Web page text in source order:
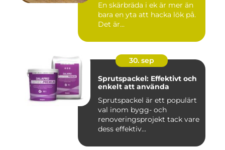
En skärbräda i ek är mer än
bara en yta att hacka lök på.
Det är...
30. sep
Sprutspackel: Effektivt och
enkelt att använda
Sprutspackel är ett populärt
val inom bygg- och
renoveringsprojekt tack vare
dess effektiv...